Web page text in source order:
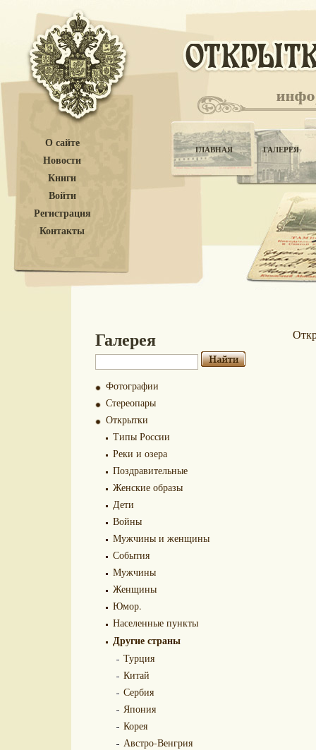
О сайте
Новости
Книги
Войти
Регистрация
Контакты
ГЛАВНАЯ ГАЛЕРЕЯ
Галерея
Фотографии
Стереопары
Открытки
Типы России
Реки и озера
Поздравительные
Женские образы
Дети
Войны
Мужчины и женщины
События
Мужчины
Женщины
Юмор.
Населенные пункты
Другие страны
Турция
Китай
Сербия
Япония
Корея
Австро-Венгрия